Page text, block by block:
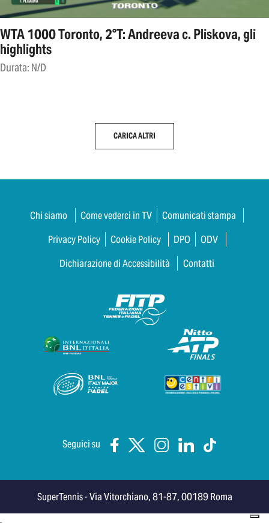
WTA 1000 Toronto, 2°T: Andreeva c. Pliskova, gli
highlights
Durata: N/D
CARICA ALTRI
Chi siamo Come vederci in TV
Comunicati stampa
Privacy Policy
Cookie Policy DPO
ODV
Dichiarazione di Accessibilità
Contatti
Seguici su
SuperTennis - Via Vitorchiano, 81-87, 00189 Roma